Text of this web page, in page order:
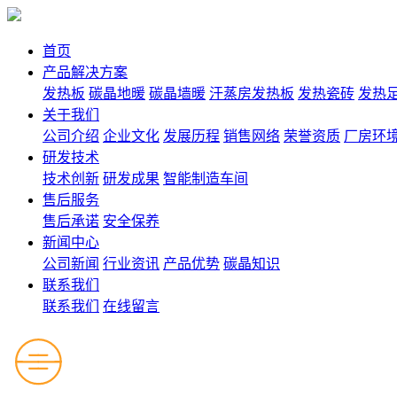
首页
产品解决方案
发热板 碳晶地暖 碳晶墙暖 汗蒸房发热板 发热瓷砖 发热
关于我们
公司介绍 企业文化 发展历程 销售网络 荣誉资质 厂房环
研发技术
技术创新 研发成果 智能制造车间
售后服务
售后承诺 安全保养
新闻中心
公司新闻 行业资讯 产品优势 碳晶知识
联系我们
联系我们
在线留言